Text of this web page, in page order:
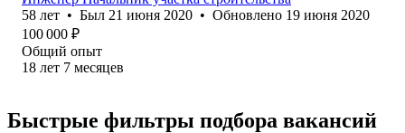
58 лет • Был 21 июня 2020 • Обновлено 19 июня 2020
100 000 ₽
Общий опыт
18 лет 7 месяцев
Быстрые фильтры подбора вакансий